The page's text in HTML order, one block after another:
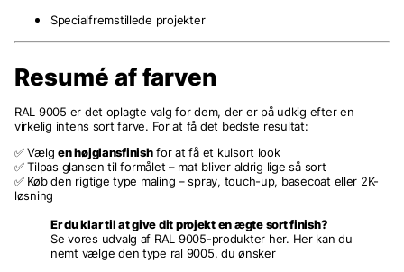
Specialfremstillede projekter
Resumé af farven
RAL 9005 er det oplagte valg for dem, der er på udkig efter en
virkelig intens sort farve. For at få det bedste resultat:
✅ Vælgen højglansfinishfor at få et kulsort look
✅ Tilpas glansen til formålet – mat bliver aldrig lige så sort
✅ Køb den rigtige type maling – spray, touch-up, basecoat eller 2K-
løsning
Er du klar til at give dit projekt en ægte sort finish?
Se vores udvalg af RAL 9005-produkter her. Her kan du
nemt vælge den type ral 9005, du ønsker